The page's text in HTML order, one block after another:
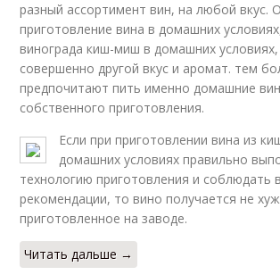
разный ассортимент вин, на любой вкус.
приготовление вина в домашних
винограда киш-миш в домашних условиях,
совершенно другой вкус и аромат. тем
предпочитают пить именно домашние
собственного приготовления.
Если при приготовлении вина из
домашних условиях правильно
технологию приготовления и соблюдать
рекомендации, то вино получается не
приготовленное на заводе.
Читать дальше →